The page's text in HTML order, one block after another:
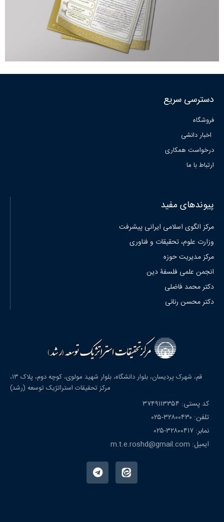
دسترسی سریع
فروشگاه
اخبار دانشی
درخواست همکاری
ارتباط با ما
پیوندهای مفید
مرکز الگوی اسلامی ایرانی پیشرفت
وزارت علوم، تحقیقات و فناوری
مرکز مدیریت حوزه
انجمن علمی فلسفۀ دین
دکتر محمد فاضلی
دکتر محسن رنانی
قم، شهرک پردیسان، بلوار دانشگاه، بلوار شهید مولوی، کوچه دوم، پلاک ۱۳،
مرکز تحقیقات استراتژیک توسعه (رشد)
کد پستی: ۳۷۴۹۱۱۳۳۵۴
تلفن: ۳۲۸۰۰۴۳۰-۰۲۵
نمابر: ۳۲۸۰۰۴۱۷-۰۲۵
ایمیل: m.t.e.roshd@gmail.com